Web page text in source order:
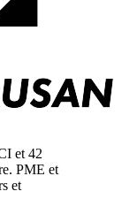
et 42
PME et
et